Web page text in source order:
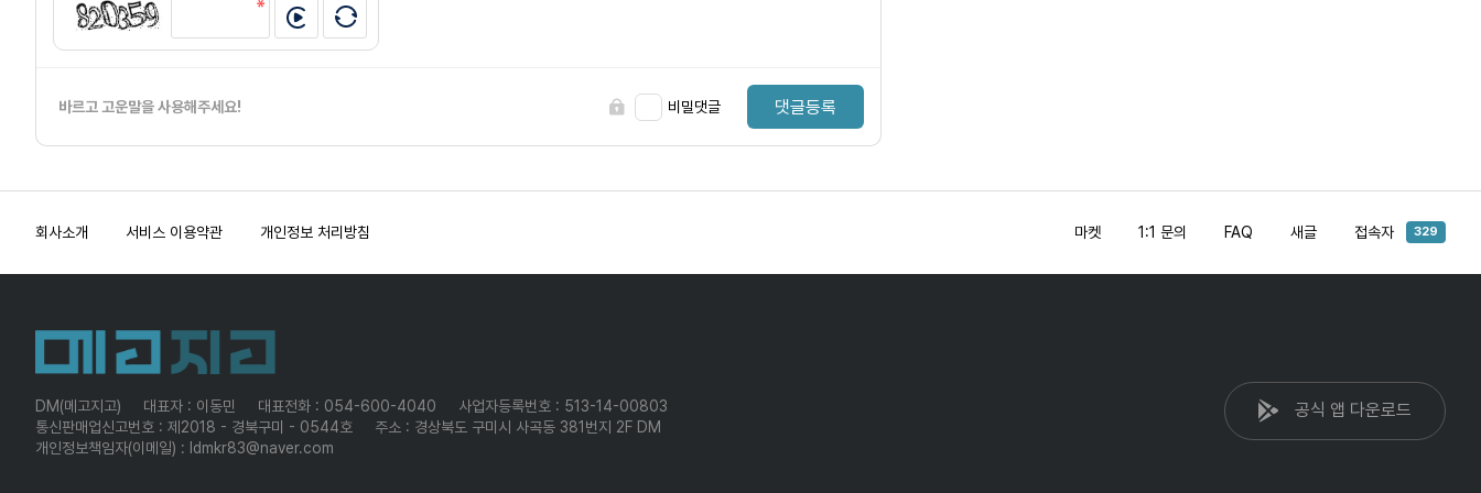
바르고 고운말을 사용해주세요! 비밀댓글 댓글등록
회사소개 서비스 이용약관 개인정보 처리방침 마켓 1:1 문의 FAQ 새글 접속자 329
DM(메고지고) 대표자 : 이동민 대표전화 : 054-600-4040
사업자등록번호 : 513-14-00803
통신판매업신고번호 : 제2018 - 경북구미 - 0544호
주소 : 경상북도 구미시 사곡동 381번지 2F DM
개인정보책임자(이메일) : ldmkr83@naver.com
공식 앱 다운로드